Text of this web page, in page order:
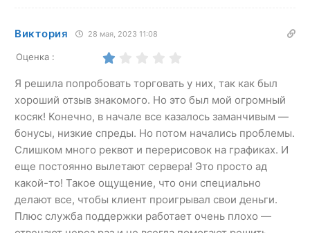
Виктория 28 мая, 2023 11:08
Оценка :
Я решила попробовать торговать у них, так как был
хороший отзыв знакомого. Но это был мой огромный
косяк! Конечно, в начале все казалось заманчивым —
бонусы, низкие спреды. Но потом начались проблемы.
Слишком много реквот и перерисовок на графиках. И
еще постоянно вылетают сервера! Это просто ад
какой-то! Такое ощущение, что они специально
делают все, чтобы клиент проигрывал свои деньги.
Плюс служба поддержки работает очень плохо —